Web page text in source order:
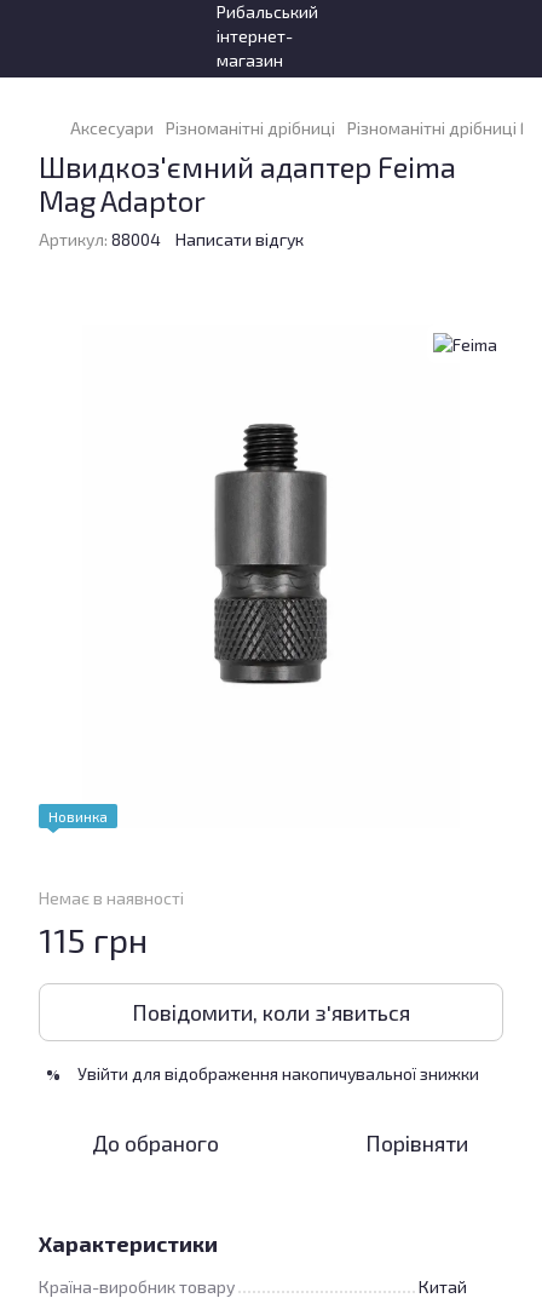
Аксесуари Різноманітні дрібниці Різноманітні дрібниці
Швидкоз'ємний адаптер Feima
Mag Adaptor
Артикул: 88004 Написати відгук
Новинка
Немає в наявності
115 грн
Повідомити, коли з'явиться
% Увійти для відображення накопичувальної знижки
До обраного Порівняти
Характеристики
Країна-виробник товару Китай